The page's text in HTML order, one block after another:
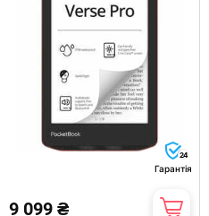
24
Гарантія
9 099 ₴